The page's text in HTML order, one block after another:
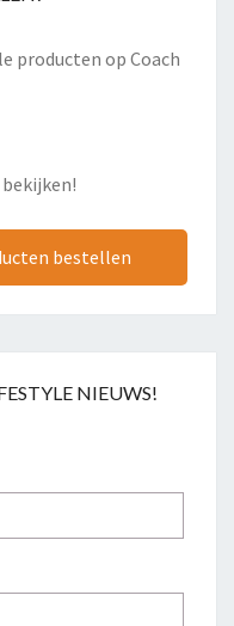
producten op Coach
bestellen
NIEUWS!